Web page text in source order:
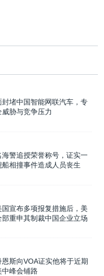
封堵中国智能网联汽车，专
胁与竞争压力
海警追授荣誉称号，证实一
相撞事件造成人员丧生
宣布多项报复措施后，美
部重申其制裁中国企业立场
恩斯向VOA证实他将于近期
峰会铺路